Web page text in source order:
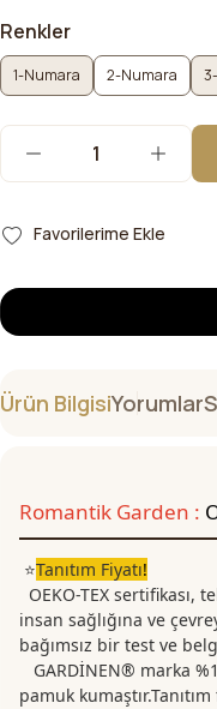
Renkler
1-Numara 2-Numara
Ürün BilgisiYorumlar
Romantik Garden :
⭐Tanıtım Fiyatı!
OEKO-TEX sertifikası,
insan sağlığına ve
bağımsız bir test ve
GARDİNEN® marka
pamuk